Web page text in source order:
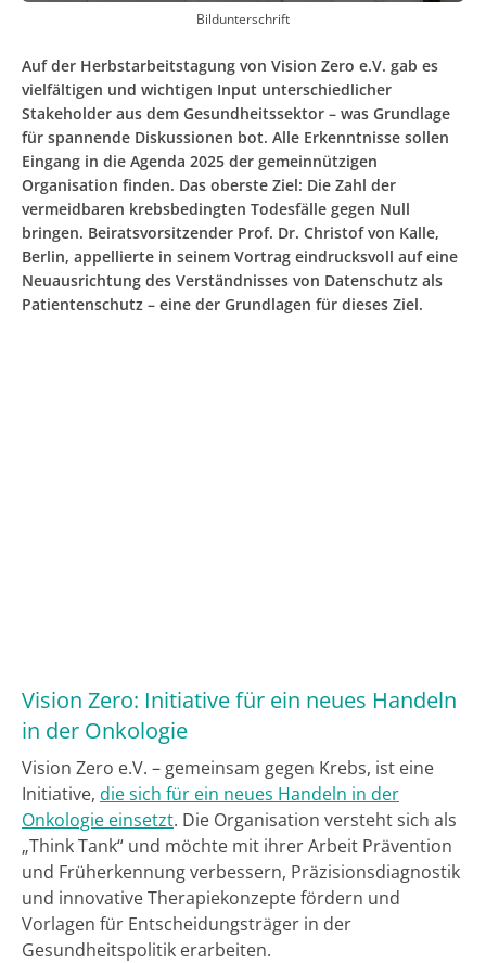
Bildunterschrift
Auf der Herbstarbeitstagung von Vision Zero e.V. gab es
vielfältigen und wichtigen Input unterschiedlicher
Stakeholder aus dem Gesundheitssektor – was Grundlage
für spannende Diskussionen bot. Alle Erkenntnisse sollen
Eingang in die Agenda 2025 der gemeinnützigen
Organisation finden. Das oberste Ziel: Die Zahl der
vermeidbaren krebsbedingten Todesfälle gegen Null
bringen. Beiratsvorsitzender Prof. Dr. Christof von Kalle,
Berlin, appellierte in seinem Vortrag eindrucksvoll auf eine
Neuausrichtung des Verständnisses von Datenschutz als
Patientenschutz – eine der Grundlagen für dieses Ziel.
Vision Zero: Initiative für ein neues Handeln
in der Onkologie
Vision Zero e.V. – gemeinsam gegen Krebs, ist eine
Initiative, die sich für ein neues Handeln in der
Onkologie einsetzt. Die Organisation versteht sich als
„Think Tank“ und möchte mit ihrer Arbeit Prävention
und Früherkennung verbessern, Präzisionsdiagnostik
und innovative Therapiekonzepte fördern und
Vorlagen für Entscheidungsträger in der
Gesundheitspolitik erarbeiten.